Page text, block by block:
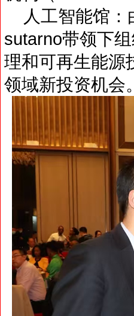
人工智能馆：
sutarno带领下
理和可再生能源
领域新投资机会。